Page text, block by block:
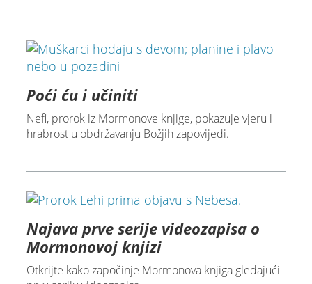
Poći ću i učiniti
Nefi, prorok iz Mormonove knjige, pokazuje vjeru i
hrabrost u obdržavanju Božjih zapovijedi.
Najava prve serije videozapisa o
Mormonovoj knjizi
Otkrijte kako započinje Mormonova knjiga gledajući